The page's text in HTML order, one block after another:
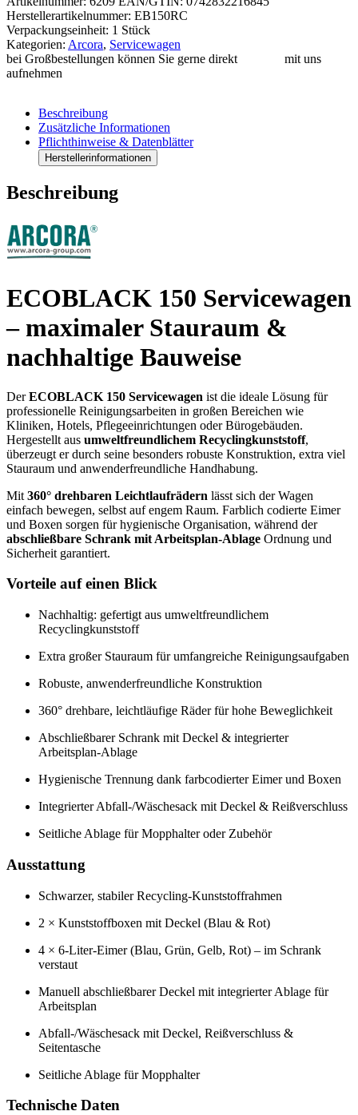
Herstellerartikelnummer: EB150RC
Verpackungseinheit: 1 Stück
Kategorien: Arcora, Servicewagen
bei Großbestellungen können Sie gerne direkt
mit uns
aufnehmen
Beschreibung
Zusätzliche Informationen
Pflichthinweise & Datenblätter
Herstellerinformationen
Beschreibung
ECOBLACK 150 Servicewagen
– maximaler Stauraum &
nachhaltige Bauweise
DerECOBLACK 150 Servicewagen ist die ideale Lösung für
professionelle Reinigungsarbeiten in großen Bereichen wie
Kliniken, Hotels, Pflegeeinrichtungen oder Bürogebäuden.
Hergestellt aus umweltfreundlichem Recyclingkunststoff,
überzeugt er durch seine besonders robuste Konstruktion, extra viel
Stauraum und anwenderfreundliche Handhabung.
Mit 360° drehbaren Leichtlaufrädern lässt sich der Wagen
einfach bewegen, selbst auf engem Raum. Farblich codierte Eimer
und Boxen sorgen für hygienische Organisation, während der
abschließbare Schrank mit Arbeitsplan-Ablage Ordnung und
Sicherheit garantiert.
Vorteile auf einen Blick
Nachhaltig: gefertigt aus umweltfreundlichem
Recyclingkunststoff
Extra großer Stauraum für umfangreiche Reinigungsaufgaben
Robuste, anwenderfreundliche Konstruktion
360° drehbare, leichtläufige Räder für hohe Beweglichkeit
Abschließbarer Schrank mit Deckel & integrierter
Arbeitsplan-Ablage
Hygienische Trennung dank farbcodierter Eimer und Boxen
Integrierter Abfall-/Wäschesack mit Deckel & Reißverschluss
Seitliche Ablage für Mopphalter oder Zubehör
Ausstattung
Schwarzer, stabiler Recycling-Kunststoffrahmen
2 × Kunststoffboxen mit Deckel (Blau & Rot)
4 × 6-Liter-Eimer (Blau, Grün, Gelb, Rot) – im Schrank
verstaut
Manuell abschließbarer Deckel mit integrierter Ablage für
Arbeitsplan
Abfall-/Wäschesack mit Deckel, Reißverschluss &
Seitentasche
Seitliche Ablage für Mopphalter
Technische Daten